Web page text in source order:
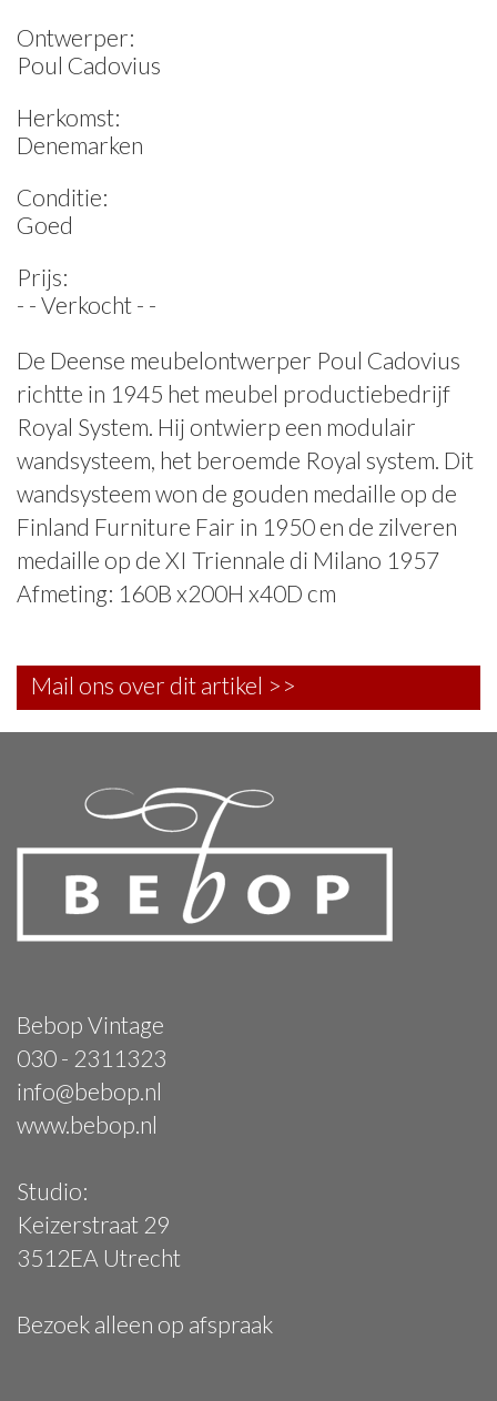
Ontwerper:
Poul Cadovius
Herkomst:
Denemarken
Conditie:
Goed
Prijs:
- - Verkocht - -
De Deense meubelontwerper Poul Cadovius
richtte in 1945 het meubel productiebedrijf
Royal System. Hij ontwierp een modulair
wandsysteem, het beroemde Royal system. Dit
wandsysteem won de gouden medaille op de
Finland Furniture Fair in 1950 en de zilveren
medaille op de XI Triennale di Milano 1957
Afmeting: 160B x200H x40D cm
Mail ons over dit artikel >>
Bebop Vintage
030 - 2311323
info@bebop.nl
www.bebop.nl
Studio:
Keizerstraat 29
3512EA Utrecht
Bezoek alleen op afspraak